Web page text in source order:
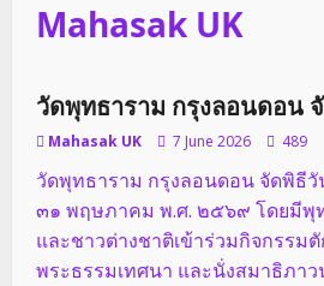
Mahasak UK
กิจกรรมของวัด
วัดพุทธาราม กรุงลอนดอน
Mahasak UK 7 June 2026 489
วัดพุทธาราม กรุงลอนดอน จัดพิธี
๓๑ พฤษภาคม พ.ศ. ๒๕๖๙ โดยมีพุ
และชาวต่างชาติเข้าร่วมกิจกรรมตั
พระธรรมเทศนา และนั่งสมาธิภาว